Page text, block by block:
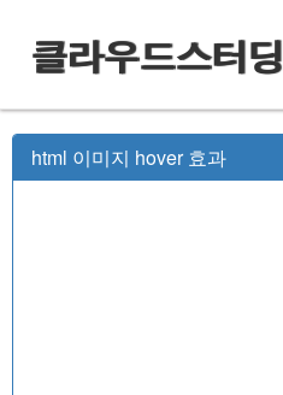
클라우드스터딩
html 이미지 hover 효과